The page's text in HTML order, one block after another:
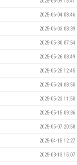
2025-06-04 08:46
2025-06-03 08:39
2025-05-30 07:54
2025-05-26 08:49
2025-05-25 12:45
2025-05-24 08:50
2025-05-23 11:50
2025-05-15 09:36
2025-05-07 20:58
2025-04-15 12:27
2025-03-13 15:07